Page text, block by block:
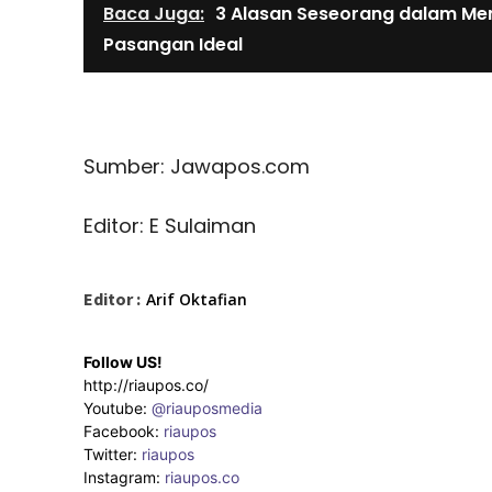
Baca Juga: 3 Alasan Seseorang dalam
Pasangan Ideal
Sumber: Jawapos.com
Editor: E Sulaiman
Editor : Arif Oktafian
Follow US!
http://riaupos.co/
Youtube: @riauposmedia
Facebook: riaupos
Twitter: riaupos
Instagram: riaupos.co